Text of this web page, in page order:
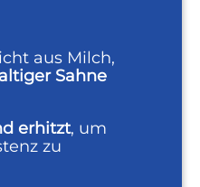
aus Milch,
Sahne
erhitzt, um
zu